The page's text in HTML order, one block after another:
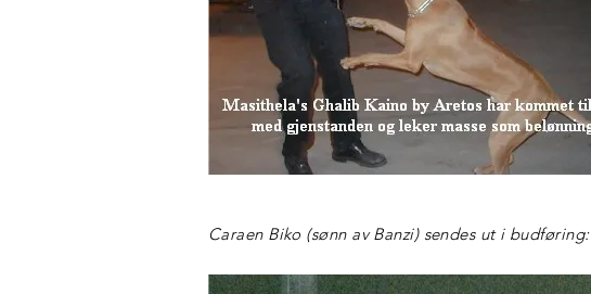
Caraen Biko (sønn av Banzi) sendes ut i budføring: